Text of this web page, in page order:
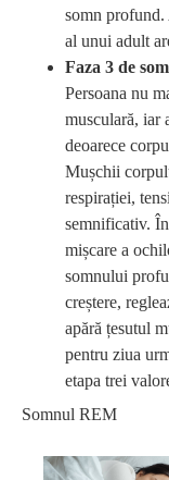
somn
al unui adult
Faza 3 de
Persoana nu
musculară, iar
deoarece
Mușchii
respirației,
semnificativ.
mișcare a
somnului
creștere,
apără țesutul
pentru ziua
etapa trei
Somnul REM